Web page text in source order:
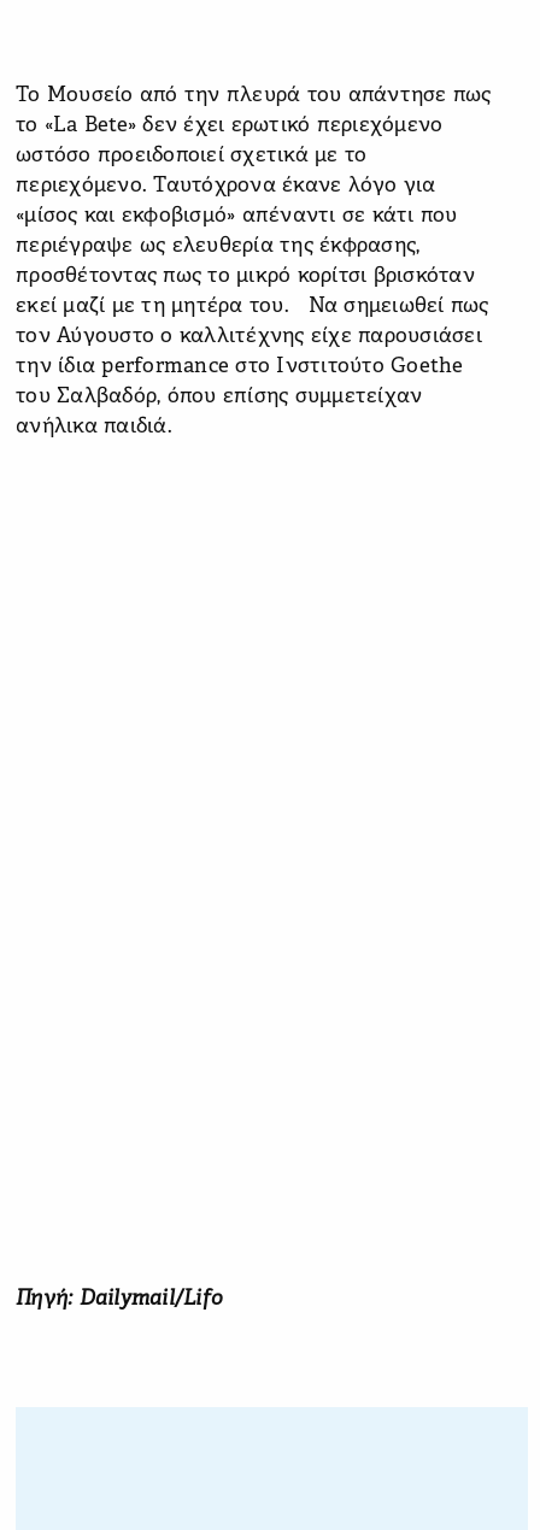
Το Μουσείο από την πλευρά του απάντησε πως
το «La Bete» δεν έχει ερωτικό περιεχόμενο
ωστόσο προειδοποιεί σχετικά με το
περιεχόμενο. Ταυτόχρονα έκανε λόγο για
«μίσος και εκφοβισμό» απέναντι σε κάτι που
περιέγραψε ως ελευθερία της έκφρασης,
προσθέτοντας πως το μικρό κορίτσι βρισκόταν
εκεί μαζί με τη μητέρα του. Να σημειωθεί πως
τον Αύγουστο ο καλλιτέχνης είχε παρουσιάσει
την ίδια performance στο Ινστιτούτο Goethe
του Σαλβαδόρ, όπου επίσης συμμετείχαν
ανήλικα παιδιά.
Πηγή: Dailymail/Lifo